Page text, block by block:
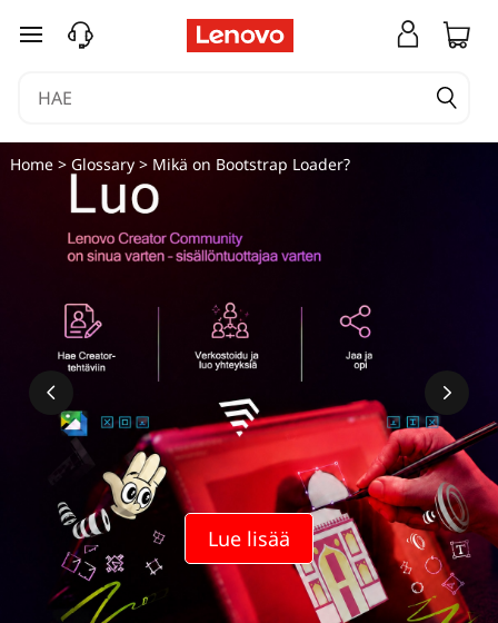
siirry pääsisältöön
Lue lisää
Home> Glossary> Mikä on Bootstrap Loader?